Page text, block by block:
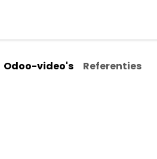
Odoo-video's Referenties